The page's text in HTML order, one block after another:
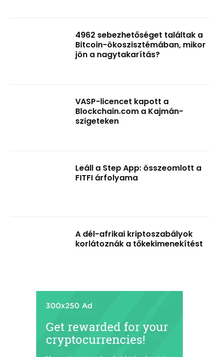
4962 sebezhetőséget találtak a
Bitcoin-ökoszisztémában, mikor
jön a nagytakarítás?
VASP-licencet kapott a
Blockchain.com a Kajmán-
szigeteken
Leáll a Step App: összeomlott a
FITFI árfolyama
A dél-afrikai kriptoszabályok
korlátoznák a tőkekimenekítést